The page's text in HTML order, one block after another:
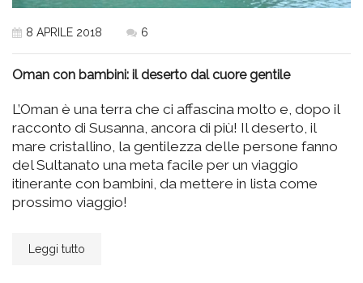
8 APRILE 2018 6
Oman con bambini: il deserto dal cuore gentile
L’Oman è una terra che ci affascina molto e, dopo il
racconto di Susanna, ancora di più! Il deserto, il
mare cristallino, la gentilezza delle persone fanno
del Sultanato una meta facile per un viaggio
itinerante con bambini, da mettere in lista come
prossimo viaggio!
Leggi tutto